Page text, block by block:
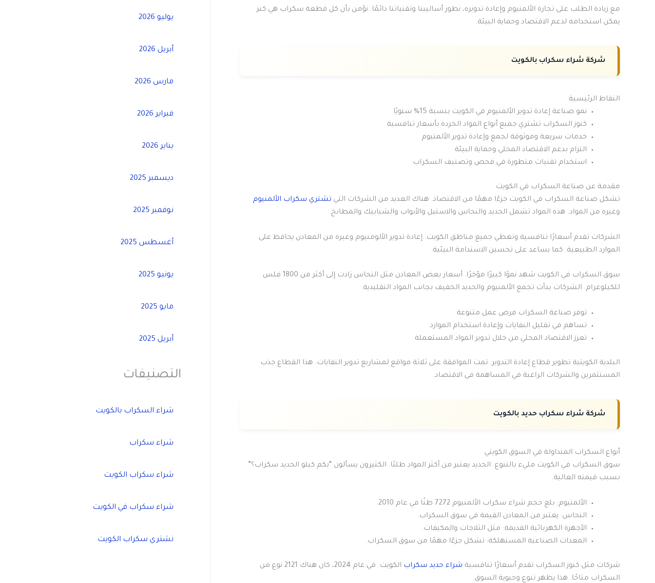
مع زيادة الطلب على تجارة الألمنيوم وإعادة تدويره، نطور أساليبنا وتقنياتنا دائمًا. نؤمن بأن كل قطعة سكراب هي كنز
يمكن استخدامه لدعم الاقتصاد وحماية البيئة.
شركة شراء سكراب بالكويت
النقاط الرئيسية
نمو صناعة إعادة تدوير الألمنيوم في الكويت بنسبة 15% سنويًا
كنوز السكراب تشتري جميع أنواع المواد الخردة بأسعار تنافسية
خدمات سريعة وموثوقة لجمع وإعادة تدوير الألمنيوم
التزام بدعم الاقتصاد المحلي وحماية البيئة
استخدام تقنيات متطورة في فحص وتصنيف السكراب
مقدمة عن صناعة السكراب في الكويت
تشكل صناعة السكراب في الكويت جزءًا مهمًا من الاقتصاد. هناك العديد من الشركات التي تشتري سكراب الألمنيوم
وغيره من المواد. هذه المواد تشمل الحديد والنحاس والاستيل والأبواب والشبابيك والمطابخ.
الشركات تقدم أسعارًا تنافسية وتغطي جميع مناطق الكويت. إعادة تدوير الألومنيوم وغيره من المعادن يحافظ على
الموارد الطبيعية. كما يساعد على تحسين الاستدامة البيئية.
سوق السكراب في الكويت شهد نموًا كبيرًا مؤخرًا. أسعار بعض المعادن مثل النحاس زادت إلى أكثر من 1800 فلس
للكيلوغرام. الشركات بدأت تجمع الألمنيوم والحديد الخفيف بجانب المواد التقليدية.
توفر صناعة السكراب فرص عمل متنوعة
تساهم في تقليل النفايات وإعادة استخدام الموارد
تعزز الاقتصاد المحلي من خلال تدوير المواد المستعملة
البلدية الكويتية تطوير قطاع إعادة التدوير. تمت الموافقة على ثلاثة مواقع لمشاريع تدوير النفايات. هذا القطاع جذب
المستثمرين والشركات الراغبة في المساهمة في الاقتصاد.
شركة شراء سكراب حديد بالكويت
أنواع السكراب المتداولة في السوق الكويتي
سوق السكراب في الكويت مليء بالتنوع. الحديد يعتبر من أكثر المواد طلبًا. الكثيرون يسألون “بكم كيلو الحديد سكراب؟”
بسبب قيمته العالية.
الألمنيوم: بلغ حجم شراء سكراب الألمنيوم 7272 طنًا في عام 2010.
النحاس: يعتبر من المعادن القيمة في سوق السكراب.
الأجهزة الكهربائية القديمة: مثل الثلاجات والمكيفات.
المعدات الصناعية المستهلكة: تشكل جزءًا مهمًا من سوق السكراب.
شركات مثل كنوز السكراب تقدم أسعارًا تنافسية شراء حديد سكراب
الكويت. في عام 2024، كان هناك 2121 نوع من
السكراب متاحًا. هذا يظهر تنوع وحيوية السوق.
يوليو 2026
أبريل 2026
مارس 2026
فبراير 2026
يناير 2026
ديسمبر 2025
نوفمبر 2025
أغسطس 2025
يونيو 2025
مايو 2025
أبريل 2025
التصنيفات
شراء السكراب بالكويت
شراء سكراب
شراء سكراب الكويت
شراء سكراب في الكويت
نشتري سكراب الكويت